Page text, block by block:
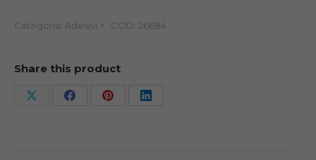
Categoria: Adesivi COD: 26684
Share this product
Share
Share Share Share